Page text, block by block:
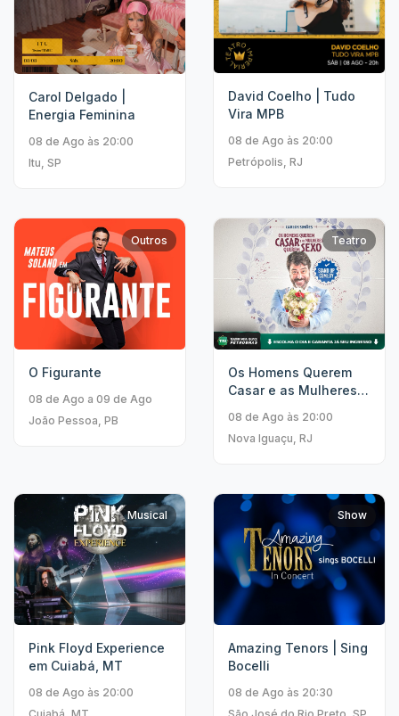
Carol Delgado |
Energia Feminina
08 de Ago às 20:00
Itu, SP
David Coelho | Tudo
Vira MPB
08 de Ago às 20:00
Petrópolis, RJ
Outros
O Figurante
08 de Ago a 09 de Ago
João Pessoa, PB
Teatro
Os Homens Querem
Casar e as Mulheres
08 de Ago às 20:00
Nova Iguaçu, RJ
Musical
Pink Floyd Experience
em Cuiabá, MT
08 de Ago às 20:00
Show
Amazing Tenors | Sing
Bocelli
08 de Ago às 20:30